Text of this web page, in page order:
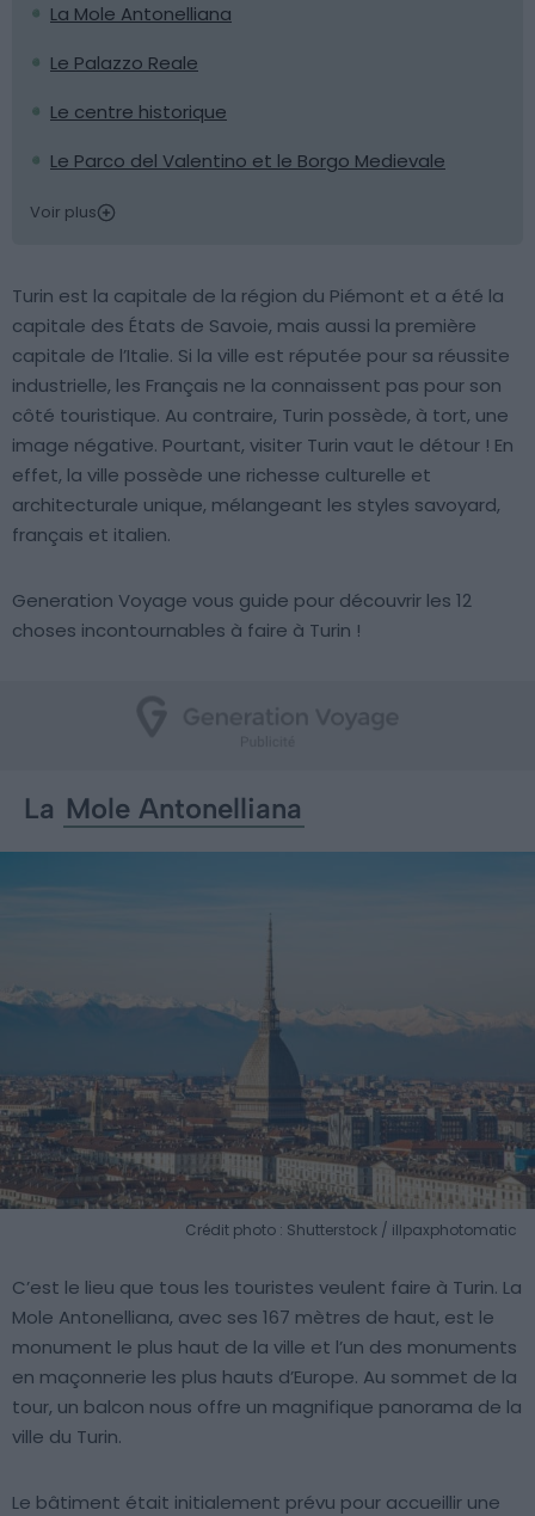
La Mole Antonelliana
Le Palazzo Reale
Le centre historique
Le Parco del Valentino et le Borgo Medievale
Voir plus
Turin est la capitale de la région du Piémont et a été la
capitale des États de Savoie, mais aussi la première
capitale de l’Italie. Si la ville est réputée pour sa réussite
industrielle, les Français ne la connaissent pas pour son
côté touristique. Au contraire, Turin possède, à tort, une
image négative. Pourtant, visiter Turin vaut le détour ! En
effet, la ville possède une richesse culturelle et
architecturale unique, mélangeant les styles savoyard,
français et italien.
Generation Voyage vous guide pour découvrir les 12
choses incontournables à faire à Turin !
La Mole Antonelliana
Crédit photo : Shutterstock / illpaxphotomatic
C’est le lieu que tous les touristes veulent faire à Turin. La
Mole Antonelliana, avec ses 167 mètres de haut, est le
monument le plus haut de la ville et l’un des monuments
en maçonnerie les plus hauts d’Europe. Au sommet de la
tour, un balcon nous offre un magnifique panorama de la
ville du Turin.
Le bâtiment était initialement prévu pour accueillir une